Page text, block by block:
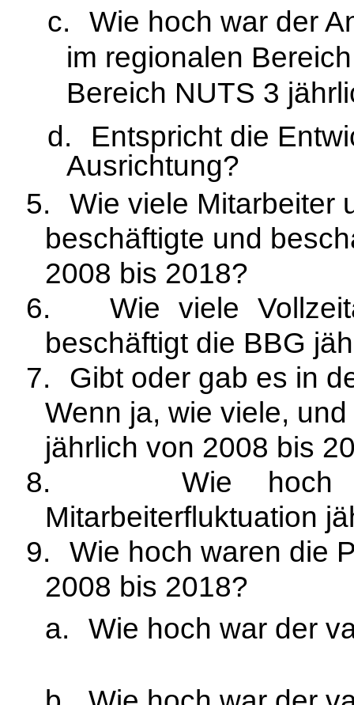
c.
Wie hoch war der
im regionalen
Bereich NUTS 3
d.
Entspricht die
Ausrichtung?
5.
Wie viele Mitarbeiter
beschäftigte und
2008 bis 2018?
6.
Wie viele
beschäftigt die BBG
7.
Gibt oder gab es in
Wenn ja, wie viele,
jährlich von 2008 bis
8.
Wie hoch
Mitarbeiterfluktuation
9.
Wie hoch waren die
2008 bis 2018?
a.
Wie hoch war der